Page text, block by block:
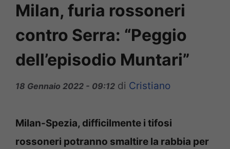
Milan, furia rossoneri
contro Serra: “Peggio
dell’episodio Muntari”
18 Gennaio 2022 - 09:12 di Cristiano
Milan-Spezia, difficilmente i tifosi
rossoneri potranno smaltire la rabbia per